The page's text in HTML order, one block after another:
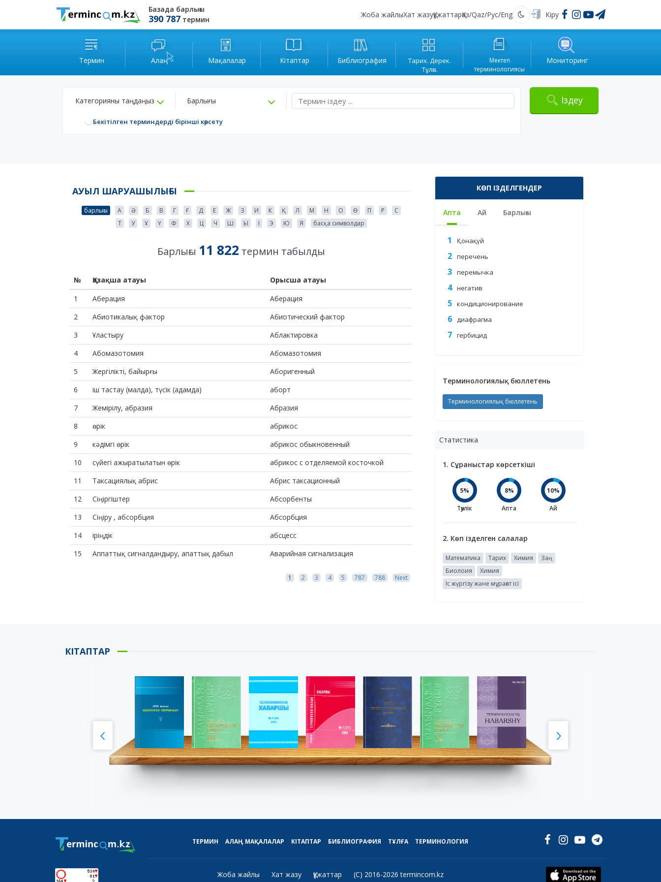
Базада барлығы
390 787 термин
Жоба жайлыХат жазуҚұжаттарҚаз/Qaz/Рус/Eng Қараңғы Кіру
Термин Алаң Мақалалар Кітаптар Библиография
Тарих. Дерек.
Тұлға.
Мектеп
терминологиясы
Мониторинг
Категорияны таңдаңыз Барлығы
Бекітілген терминдерді бірінші көрсету
Іздеу
АУЫЛ ШАРУАШЫЛЫҒЫ
барлығы А Ә Б В Г Ғ Д Е Ж З И К Қ Л М Н О Ө П Р
С
Т
У Ұ Ү Ф Х Ц Ч Ш Ы І Э Ю Я басқа символдар
Барлығы 11 822 термин табылды
№ Қазақша атауы
Орысша атауы
1
Аберация
Аберация
2
Абиотикалық фактор
Абиотический фактор
3
Ұластыру
Аблактировка
4
Абомазотомия
Абомазотомия
5
Жергілікті, байырғы
Аборигенный
6
іш тастау (малда), түсік (адамда)
аборт
7
Жемірілу, абразия
Абразия
8
өрік
абрикос
9
кәдімгі өрік
абрикос обыкновенный
10
сүйегі ажыратылатын өрік
абрикос с отделяемой косточкой
11
Таксациялық абрис
Абрис таксационный
12
Сіңіргіштер
Абсорбенты
13
Сіңіру , абсорбция
Абсорбция
14
іріңдік
абсцесс
15
Аппаттық сигналдандыру, апаттық дабыл Аварийная сигнализация
1 2 3 4 5 787 788 Next
КӨП ІЗДЕЛГЕНДЕР
Апта Ай Барлығы
Қонақүй
перечень
перемычка
негатив
кондиционирование
диафрагма
гербицид
Терминологиялық бюллетень
Терминологиялық бюллетень
Статистика
1. Сұраныстар көрсеткіші
5%
Тәулік
8%
Апта
10%
Ай
2. Көп ізделген салалар
Математика Тарих Химия
Заң
Биолоия
Химия
Іс жүргізу және мұрағат ісі
КІТАПТАР
ТЕРМИН АЛАҢ МАҚАЛАЛАР КІТАПТАР БИБЛИОГРАФИЯ ТҰЛҒА ТЕРМИНОЛОГИЯ
Жоба жайлы Хат жазу Құжаттар (C) 2016-2026 termincom.kz